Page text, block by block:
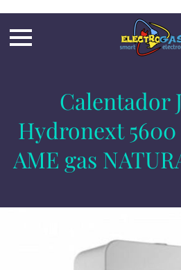
Calentador
Hydronext 5600
AME gas